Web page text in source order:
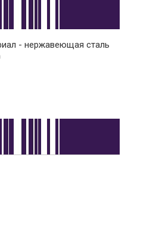
- нержавеющая сталь